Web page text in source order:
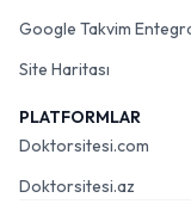
Google Takvim
Site Haritası
PLATFORMLAR
Doktorsitesi.com
Doktorsitesi.az